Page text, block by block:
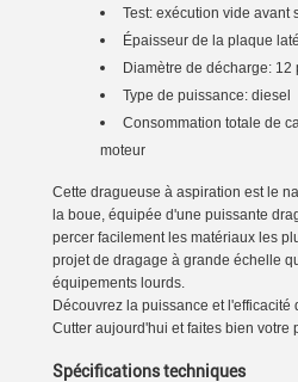
Test: exécution vide avant
Épaisseur de la plaque
Diamètre de décharge: 12
Type de puissance: diesel
Consommation totale de
moteur
Cette dragueuse à aspiration est le
la boue, équipée d'une puissante
percer facilement les matériaux les
projet de dragage à grande échelle
équipements lourds.
Découvrez la puissance et
Cutter aujourd'hui et faites bien votre
Spécifications techniques